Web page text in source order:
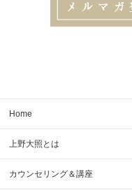
Home
上野大照とは
カウンセリング＆講座